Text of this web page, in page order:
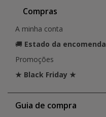
Compras
A minha conta
🚚 Estado da encomenda
Promoções
★ Black Friday ★
Guia de compra